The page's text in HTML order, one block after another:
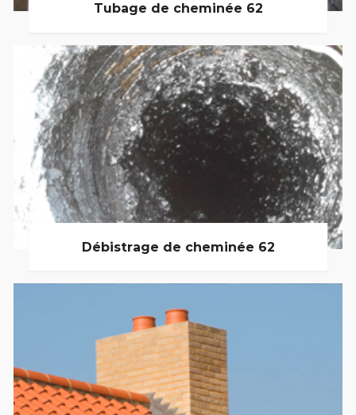
Tubage de cheminée 62
Débistrage de cheminée 62